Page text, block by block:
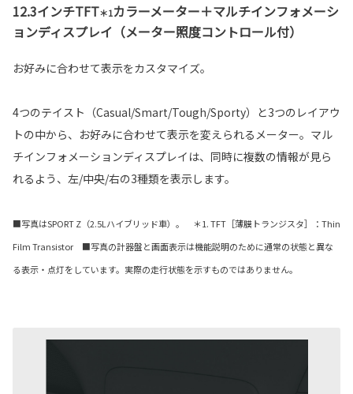
12.3インチTFT＊1カラーメーター＋マルチインフォメーシ
ョンディスプレイ（メーター照度コントロール付）
お好みに合わせて表示をカスタマイズ。
4つのテイスト（Casual/Smart/Tough/Sporty）と3つのレイアウ
トの中から、お好みに合わせて表示を変えられるメーター。マル
チインフォメーションディスプレイは、同時に複数の情報が見ら
れるよう、左/中央/右の3種類を表示します。
■写真はSPORT Z（2.5Lハイブリッド車）。 ＊1. TFT［薄膜トランジスタ］：Thin
Film Transistor ■写真の計器盤と画面表示は機能説明のために通常の状態と異な
る表示・点灯をしています。実際の走行状態を示すものではありません。